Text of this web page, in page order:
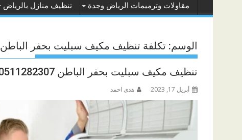
مقاولات وترميمات الرياض وجدة تنظيف منازل بالرياض
الوسم: تكلفة تنظيف مكيف سبليت بحفر الباطن
تنظيف مكيف سبليت بحفر الباطن 0511282307
أبريل 17, 2023 هدى احمد